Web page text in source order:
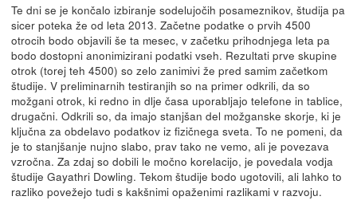
Te dni se je končalo izbiranje sodelujočih posameznikov, študija pa
sicer poteka že od leta 2013. Začetne podatke o prvih 4500
otrocih bodo objavili še ta mesec, v začetku prihodnjega leta pa
bodo dostopni anonimizirani podatki vseh. Rezultati prve skupine
otrok (torej teh 4500) so zelo zanimivi že pred samim začetkom
študije. V preliminarnih testiranjih so na primer odkrili, da so
možgani otrok, ki redno in dlje časa uporabljajo telefone in tablice,
drugačni. Odkrili so, da imajo stanjšan del možganske skorje, ki je
ključna za obdelavo podatkov iz fizičnega sveta. To ne pomeni, da
je to stanjšanje nujno slabo, prav tako ne vemo, ali je povezava
vzročna. Za zdaj so dobili le močno korelacijo, je povedala vodja
študije Gayathri Dowling. Tekom študije bodo ugotovili, ali lahko to
razliko povežejo tudi s kakšnimi opaženimi razlikami v razvoju.